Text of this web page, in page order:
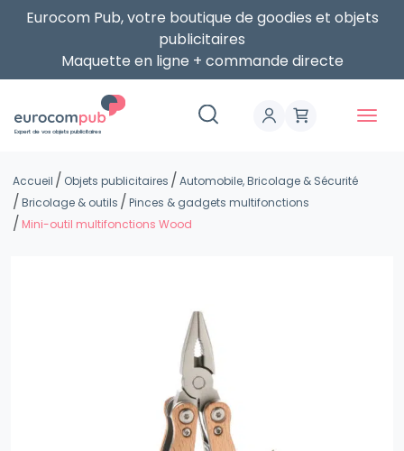
Eurocom Pub, votre boutique de goodies et objets
publicitaires
Maquette en ligne + commande directe
Expert de vos objets publicitaires
Accueil Objets publicitaires
Automobile, Bricolage & Sécurité
Bricolage & outils
Pinces & gadgets multifonctions
Mini-outil multifonctions Wood